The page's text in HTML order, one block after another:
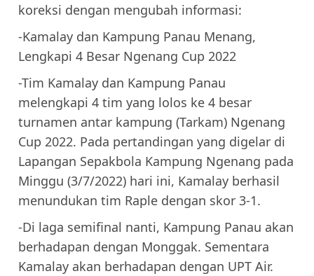
koreksi dengan mengubah informasi:
-Kamalay dan Kampung Panau Menang,
Lengkapi 4 Besar Ngenang Cup 2022
-Tim Kamalay dan Kampung Panau
melengkapi 4 tim yang lolos ke 4 besar
turnamen antar kampung (Tarkam) Ngenang
Cup 2022. Pada pertandingan yang digelar di
Lapangan Sepakbola Kampung Ngenang pada
Minggu (3/7/2022) hari ini, Kamalay berhasil
menundukan tim Raple dengan skor 3-1.
-Di laga semifinal nanti, Kampung Panau akan
berhadapan dengan Monggak. Sementara
Kamalay akan berhadapan dengan UPT Air.